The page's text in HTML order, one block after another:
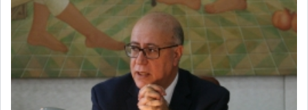
ACTUALITÉS
ÉCONOMIQUES
EMPLOI
PRIVATISATION NOMINATION